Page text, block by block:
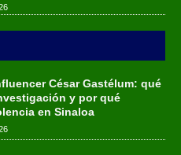
César Gastélum: qué
y por qué
en Sinaloa